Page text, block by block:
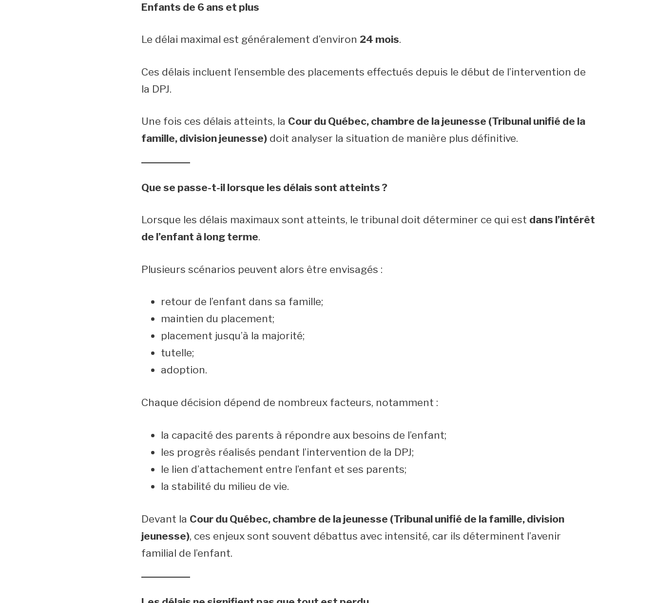
Enfants de 6 ans et plus
Le délai maximal est généralement d’environ 24 mois.
Ces délais incluent l’ensemble des placements effectués depuis le début de l’intervention de
la DPJ.
Une fois ces délais atteints, la Cour du Québec, chambre de la jeunesse (Tribunal unifié de la
famille, division jeunesse)doit analyser la situation de manière plus définitive.
Que se passe-t-il lorsque les délais sont atteints ?
Lorsque les délais maximaux sont atteints, le tribunal doit déterminer ce qui est dans l’intérêt
de l’enfant à long terme.
Plusieurs scénarios peuvent alors être envisagés :
retour de l’enfant dans sa famille;
maintien du placement;
placement jusqu’à la majorité;
tutelle;
adoption.
Chaque décision dépend de nombreux facteurs, notamment :
la capacité des parents à répondre aux besoins de l’enfant;
les progrès réalisés pendant l’intervention de la DPJ;
le lien d’attachement entre l’enfant et ses parents;
la stabilité du milieu de vie.
Devant la Cour du Québec, chambre de la jeunesse (Tribunal unifié de la famille, division
jeunesse), ces enjeux sont souvent débattus avec intensité, car ils déterminent l’avenir
familial de l’enfant.